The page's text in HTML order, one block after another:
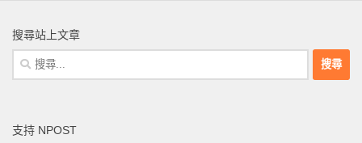
搜尋站上文章
搜
尋
字:
支持 NPOST